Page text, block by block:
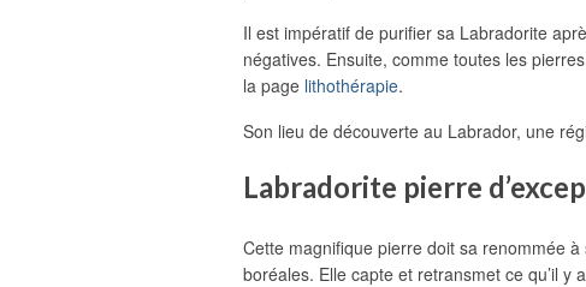
Il est impératif de purifier sa Labradorite
négatives. Ensuite, comme toutes les
la page lithothérapie.
Son lieu de découverte au Labrador, une
Labradorite pierre
Cette magnifique pierre doit sa renommée
boréales. Elle capte et retransmet ce qu’il y